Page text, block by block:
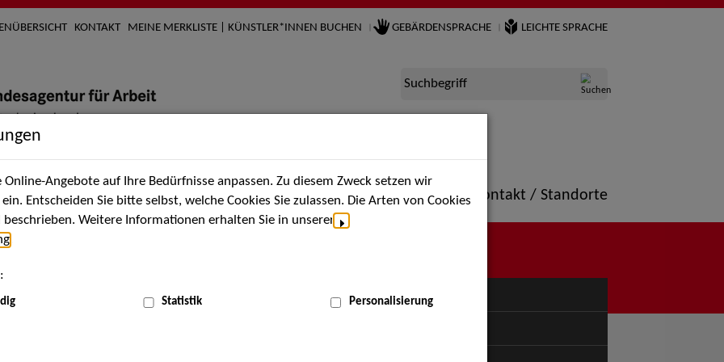
KONTAKT MEINE MERKLISTE | KÜNSTLER*INNEN BUCHEN GEBÄRDENSPRACHE LEICHTE SPRACHE
Suchbegriff
Künstler*innen Über uns Aktuelles Termine Portfolio Kontakt / Standorte
MENÜ
Angebote auf Ihre Bedürfnisse anpassen. Zu diesem Zweck setzen wir
Entscheiden Sie bitte selbst, welche Cookies Sie zulassen. Die Arten von Cookies
Weitere Informationen erhalten Sie in unserer
Statistik Personalisierung